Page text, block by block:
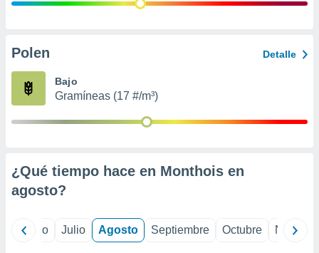
e
publicidad
Polen Detalle
Bajo
Gramíneas (17 #/m³)
¿Qué tiempo hace en Monthois en
agosto?
Junio Julio Agosto Septiembre Octubre